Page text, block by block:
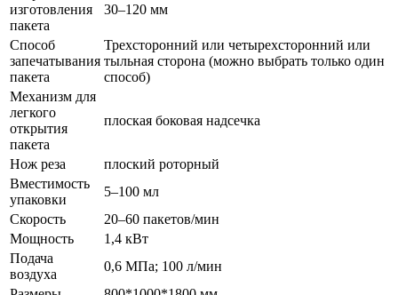
изготовления
пакета
30–120 мм
Способ
запечатывания
пакета
Трехсторонний или четырехсторонний или
тыльная сторона (можно выбрать только один
способ)
Механизм для
легкого
открытия
пакета
плоская боковая надсечка
Нож реза
плоский роторный
Вместимость
упаковки
5–100 мл
Скорость
20–60 пакетов/мин
Мощность
1,4 кВт
Подача
воздуха
0,6 МПа; 100 л/мин